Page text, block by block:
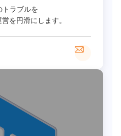
ラブルを
を円滑にします。